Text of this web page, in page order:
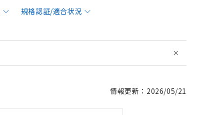
規格認証/適合状況
情報更新：2026/05/21